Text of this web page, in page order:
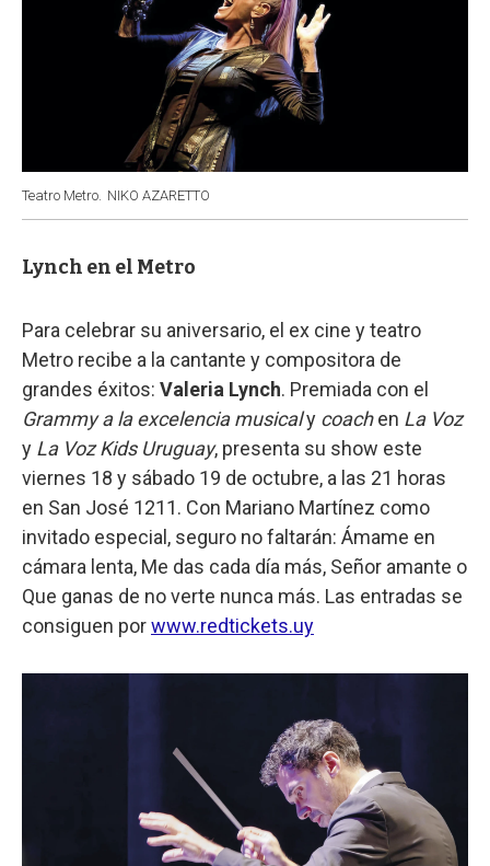
Teatro Metro. NIKO AZARETTO
Lynch en el Metro
Para celebrar su aniversario, el ex cine y teatro
Metro recibe a la cantante y compositora de
grandes éxitos: Valeria Lynch. Premiada con el
Grammy a la excelencia musicaly coachen La Voz
y La Voz Kids Uruguay, presenta su show este
viernes 18 y sábado 19 de octubre, a las 21 horas
en San José 1211. Con Mariano Martínez como
invitado especial, seguro no faltarán: Ámame en
cámara lenta, Me das cada día más, Señor amante o
Que ganas de no verte nunca más. Las entradas se
consiguen porwww.redtickets.uy